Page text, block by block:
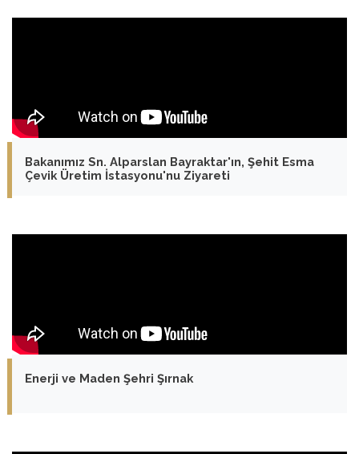
Bakanımız Sn. Alparslan Bayraktar'ın, Şehit Esma
Çevik Üretim İstasyonu'nu Ziyareti
Enerji ve Maden Şehri Şırnak